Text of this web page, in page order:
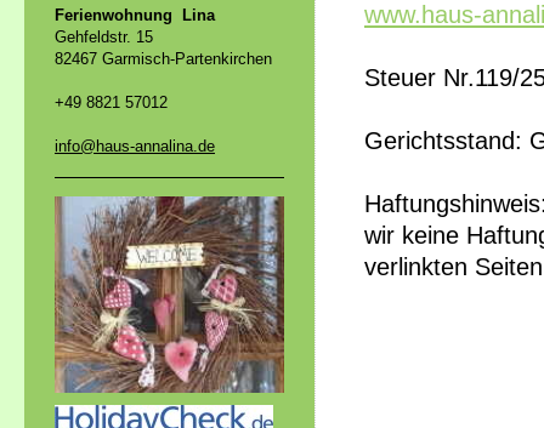
www.haus-
Steuer Nr.119/
Gerichtsstand:
wir keine
verlinkten
Ferienwohnung Lina
Gehfeldstr. 15
82467 Garmisch-Partenkirchen
+49 8821 57012
info@haus-annalina.de